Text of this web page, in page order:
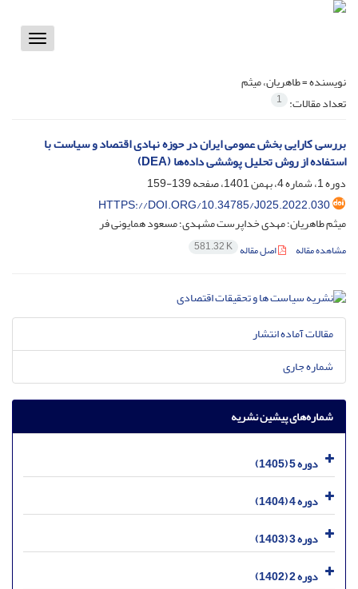
Toggle
نویسنده =طاهریان، میثم
تعداد مقالات: 1
بررسی کارایی بخش عمومی ایران در حوزه نهادی اقتصاد و سیاست با
استفاده از روش تحلیل پوششی داده‌ها (DEA)
دوره 1، شماره 4، بهمن 1401، صفحه
139-159
HTTPS://DOI.ORG/10.34785/J025.2022.030
میثم طاهریان؛ مهدی خداپرست مشهدی؛ مسعود همایونی فر
مشاهده مقاله اصل مقاله 581.32 K
مقالات آماده انتشار
شماره جاری
شماره‌های پیشین نشریه
دوره 5 (1405)
دوره 4 (1404)
دوره 3 (1403)
دوره 2 (1402)